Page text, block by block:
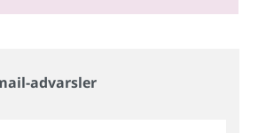
advarsler